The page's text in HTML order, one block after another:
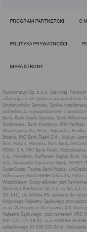
PROGRAM PARTNERSKI O
POLITYKA PRYWATNOŚCI
MAPA STRONY
obowiązującym
dostosowanie usług,
Polityka
internetowych
o.o. (dawniej:
k.)
Rankomat.pl Sp. z o.o.
siedzibą w Warszawie
przedsiębiorców
przez Sąd Rejonowy
Wydział
numerem KRS
oraz REGON:
na swoich stronach
Zasady
użytkownika w ramach
ze stron internetowych i